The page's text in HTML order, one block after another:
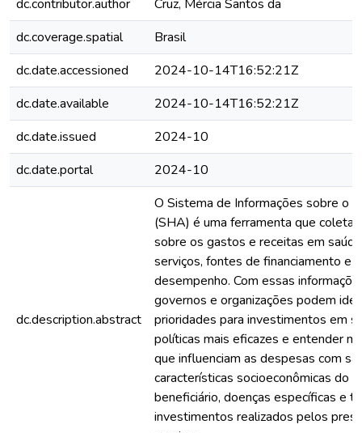
dc.contributor.author
Cruz, Mércia Santos da
dc.coverage.spatial
Brasil
dc.date.accessioned
2024-10-14T16:52:21Z
dc.date.available
2024-10-14T16:52:21Z
dc.date.issued
2024-10
dc.date.portal
2024-10
dc.description.abstract
O Sistema de Informações sobre o
(SHA) é uma ferramenta que coleta
sobre os gastos e receitas em
serviços, fontes de financiamento e
desempenho. Com essas
governos e organizações podem
prioridades para investimentos em
políticas mais eficazes e entender
que influenciam as despesas com
características socioeconômicas do
beneficiário, doenças específicas e
investimentos realizados pelos